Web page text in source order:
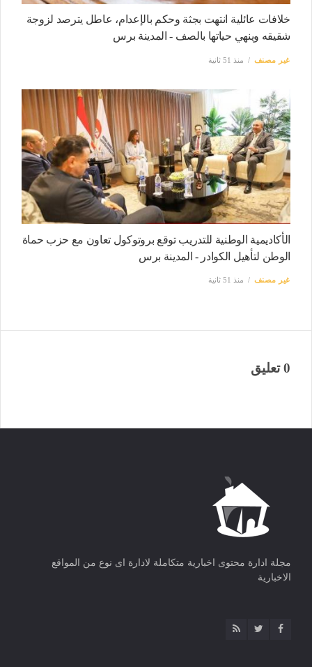
خلافات عائلية انتهت بجثة وحكم بالإعدام، عاطل يترصد لزوجة
شقيقه وينهي حياتها بالصف - المدينة برس
غير مصنف منذ 51 ثانية
الأكاديمية الوطنية للتدريب توقع بروتوكول تعاون مع حزب حماة
الوطن لتأهيل الكوادر - المدينة برس
غير مصنف منذ 51 ثانية
0 تعليق
مجلة ادارة محتوى اخبارية متكاملة لادارة اى نوع من المواقع
الاخبارية